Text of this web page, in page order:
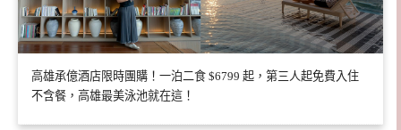
高雄承億酒店限時團購！一泊二食 $6799 起，第三人起免費入住
不含餐，高雄最美泳池就在這！